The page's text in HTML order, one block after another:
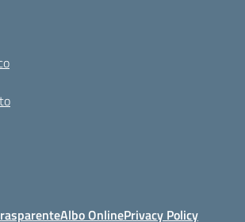
Albo OnlinePrivacy Policy